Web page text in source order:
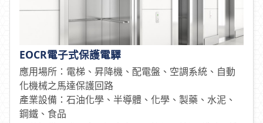
EOCR電子式保護電驛
應用場所：電梯、昇降機、配電盤、空調系統、自動
化機械之馬達保護回路
產業設備：石油化學、半導體、化學、製藥、水泥、
鋼鐵、食品